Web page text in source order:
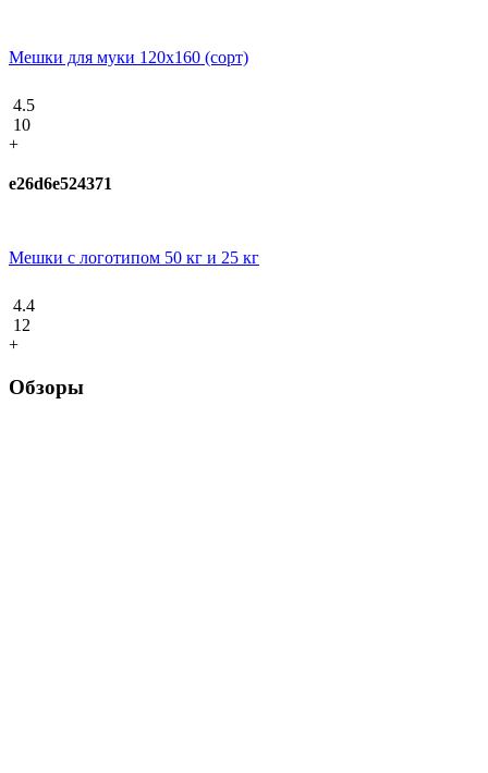
Мешки для муки 120x160 (сорт)
4.5
10
+
e26d6e524371
Мешки с логотипом 50 кг и 25 кг
4.4
12
+
Обзоры